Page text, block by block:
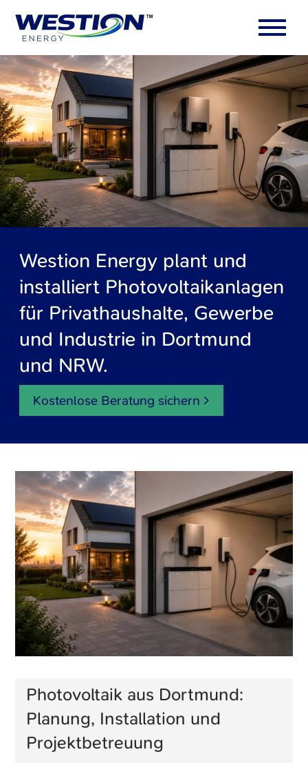
Westion Energy plant und
installiert Photovoltaikanlagen
für Privathaushalte, Gewerbe
und Industrie in Dortmund
und NRW.
Kostenlose Beratung sichern
Photovoltaik aus Dortmund:
Planung, Installation und
Projektbetreuung